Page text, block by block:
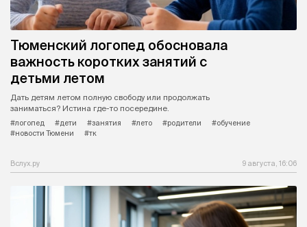
Тюменский логопед обосновала
важность коротких занятий с
детьми летом
Дать детям летом полную свободу или продолжать
заниматься? Истина где-то посередине.
#логопед
#дети #занятия #лето #родители
#обучение
#новости Тюмени
#тк
Вслух.ру 9 августа, 16:06